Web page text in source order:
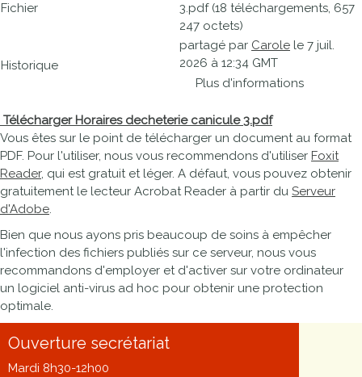
Fichier
3.pdf (18 téléchargements, 657
247 octets)
Historique
partagé par Carole le 7 juil.
2026 à 12:34 GMT
Plus d'informations
Télécharger Horaires decheterie canicule 3.pdf
Vous êtes sur le point de télécharger un document au format
PDF. Pour l'utiliser, nous vous recommendons d'utiliser Foxit
Reader, qui est gratuit et léger. A défaut, vous pouvez obtenir
gratuitement le lecteur Acrobat Reader à partir du Serveur
d'Adobe.
Bien que nous ayons pris beaucoup de soins à empêcher
l'infection des fichiers publiés sur ce serveur, nous vous
recommandons d'employer et d'activer sur votre ordinateur
un logiciel anti-virus ad hoc pour obtenir une protection
optimale.
Ouverture secrétariat
Mardi 8h30-12h00